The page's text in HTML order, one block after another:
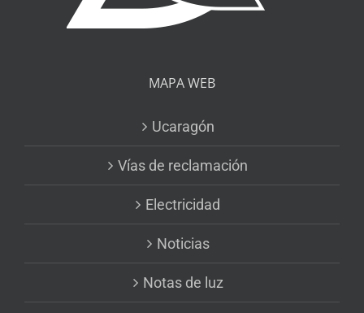
MAPA WEB
Ucaragón
Vías de reclamación
Electricidad
Noticias
Notas de luz